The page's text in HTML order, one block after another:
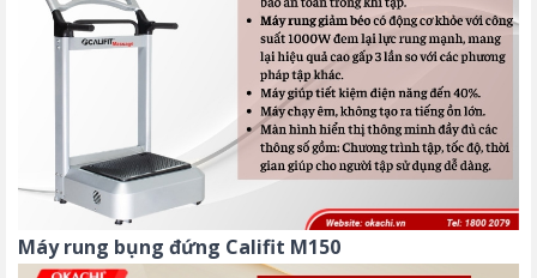
Máy rung bụng đứng Califit M150